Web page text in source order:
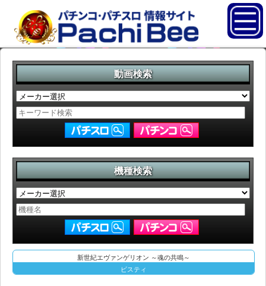
動画検索
機種検索
新世紀エヴァンゲリオン ～魂の共鳴～
ビスティ